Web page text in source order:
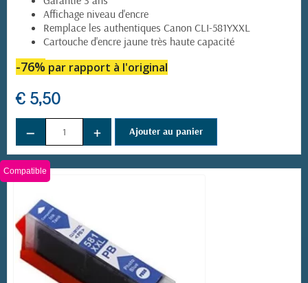
Affichage niveau d'encre
Remplace les authentiques Canon CLI-581YXXL
Cartouche d'encre jaune très haute capacité
-76% par rapport à l'original
€ 5,50
− + Ajouter au panier
Compatible